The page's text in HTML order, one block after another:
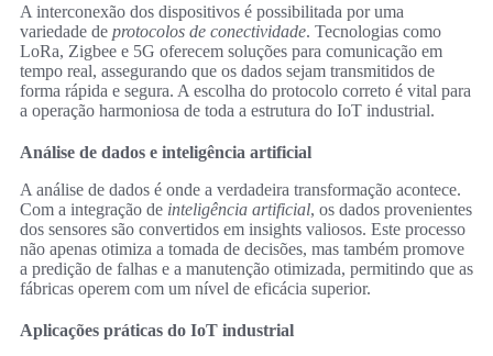
A interconexão dos dispositivos é possibilitada por uma
variedade de protocolos de conectividade. Tecnologias como
LoRa, Zigbee e 5G oferecem soluções para comunicação em
tempo real, assegurando que os dados sejam transmitidos de
forma rápida e segura. A escolha do protocolo correto é vital para
a operação harmoniosa de toda a estrutura do IoT industrial.
Análise de dados e inteligência artificial
A análise de dados é onde a verdadeira transformação acontece.
Com a integração de inteligência artificial, os dados provenientes
dos sensores são convertidos em insights valiosos. Este processo
não apenas otimiza a tomada de decisões, mas também promove
a predição de falhas e a manutenção otimizada, permitindo que as
fábricas operem com um nível de eficácia superior.
Aplicações práticas do IoT industrial